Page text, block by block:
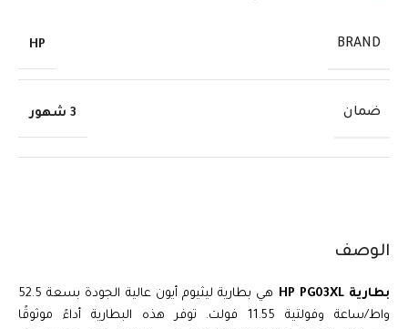
الوصف
بطارية HP PG03XL
هي بطارية ليثيوم أيون عالية الجودة بسعة 52.5
واط/ساعة وفولتية 11.55 فولت. توفر هذه البطارية أداءً موثوقًا
BRAND
HP
ضمان 3 شهور